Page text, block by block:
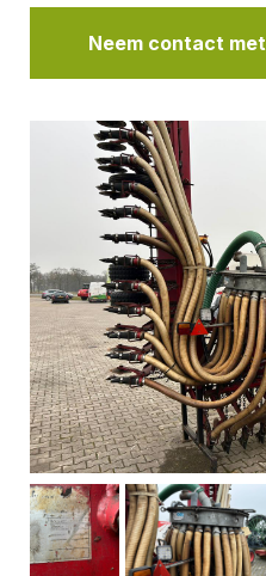
Neem contact